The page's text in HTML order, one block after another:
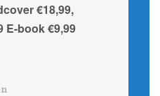
€18,99,
E-book €9,99